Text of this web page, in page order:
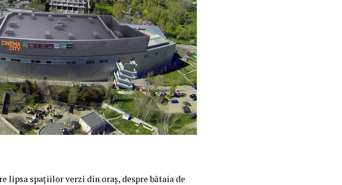
lipsa spațiilor verzi din oraș, despre bătaia de